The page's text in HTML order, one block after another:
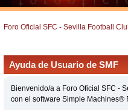
Foro Oficial SFC - Sevilla Football
Ayuda de Usuario de SMF
Bienvenido/a a Foro Oficial SFC -
con el software Simple Machines®